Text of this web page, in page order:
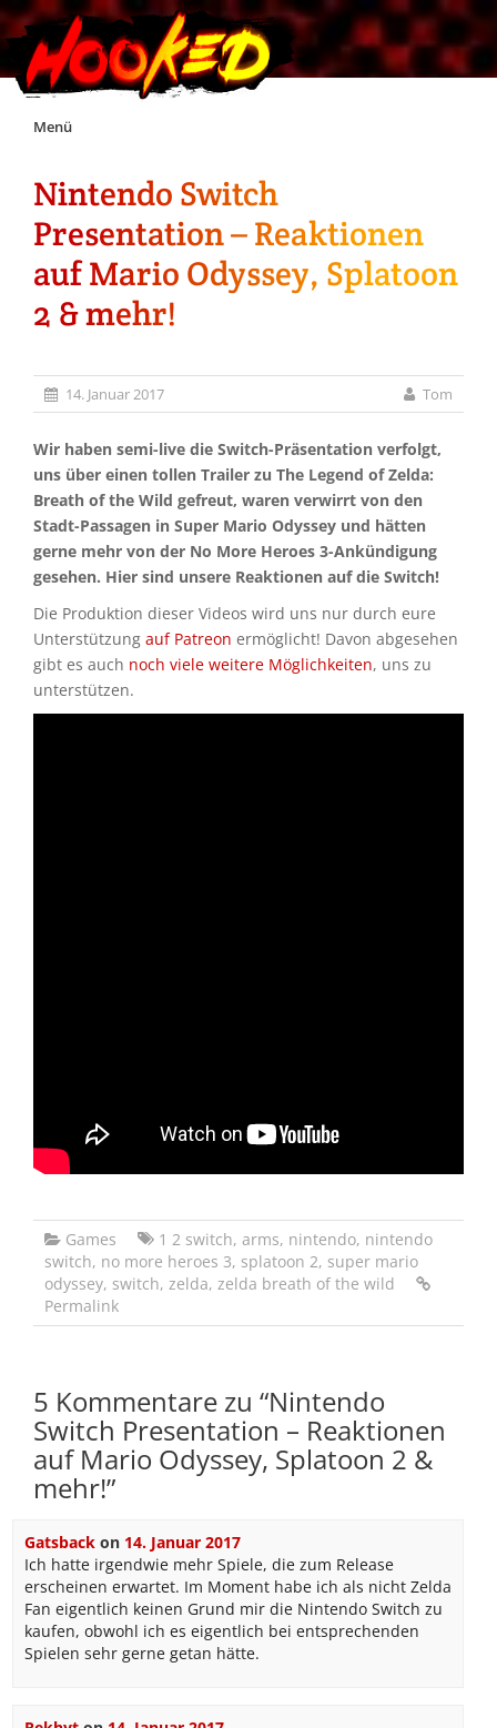
Skip
Menü
Unterstützt Hooked!
Exklusiv für Supporter*innen
Impressum
Jobs
Discord
Nintendo Switch
Presentation – Reaktionen
auf Mario Odyssey, Splatoon
2 & mehr!
14. Januar 2017 Tom
Wir haben semi-live die Switch-Präsentation verfolgt,
uns über einen tollen Trailer zu The Legend of Zelda:
Breath of the Wild gefreut, waren verwirrt von den
Stadt-Passagen in Super Mario Odyssey und hätten
gerne mehr von der No More Heroes 3-Ankündigung
gesehen. Hier sind unsere Reaktionen auf die Switch!
Die Produktion dieser Videos wird uns nur durch eure
Unterstützung auf Patreon ermöglicht! Davon abgesehen
gibt es auch noch viele weitere Möglichkeiten, uns zu
unterstützen.
Games 1 2 switch, arms, nintendo, nintendo
switch, no more heroes 3, splatoon 2, super mario
odyssey, switch, zelda, zelda breath of the wild
Permalink
5 Kommentare zu “Nintendo
Switch Presentation – Reaktionen
auf Mario Odyssey, Splatoon 2 &
mehr!”
Gatsbackon 14. Januar 2017
Ich hatte irgendwie mehr Spiele, die zum Release
erscheinen erwartet. Im Moment habe ich als nicht Zelda
Fan eigentlich keinen Grund mir die Nintendo Switch zu
kaufen, obwohl ich es eigentlich bei entsprechenden
Spielen sehr gerne getan hätte.